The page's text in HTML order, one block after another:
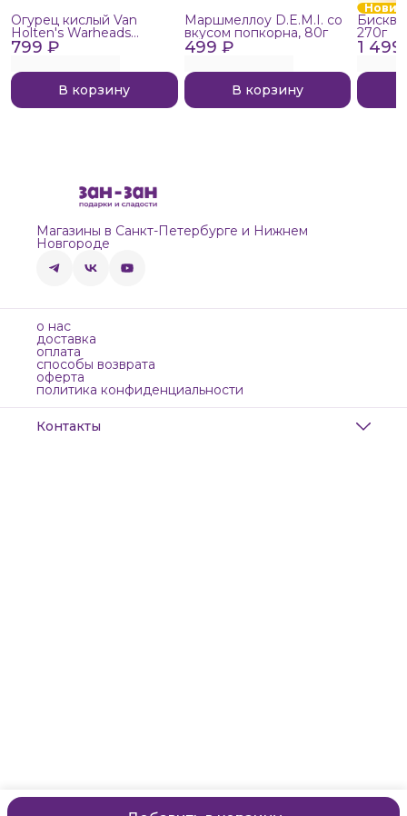
799 ₽
Огурец кислый Van
Holten's Warheads
Extreme Sour, 140г
В корзину
499 ₽
Маршмеллоу D.E.M.I. со
вкусом попкорна, 80г
В корзину
1
270г
Магазины в Санкт-Петербурге и Нижнем
Новгороде
о нас
доставка
оплата
способы возврата
оферта
политика конфиденциальности
Контакты